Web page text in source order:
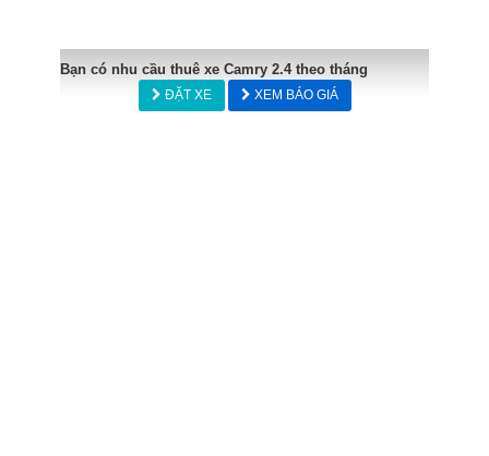
Bạn có nhu cầu thuê xe Camry 2.4 theo tháng
ĐẶT XE XEM BÁO GIÁ